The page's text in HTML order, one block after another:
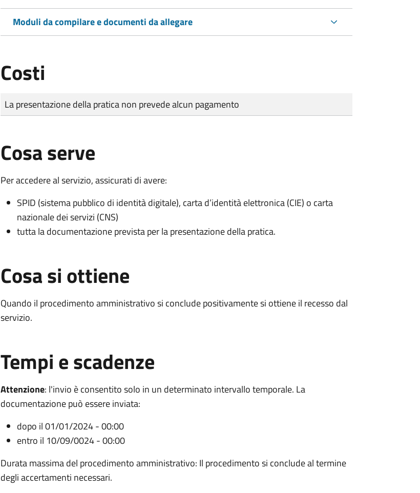
Moduli da compilare e documenti da allegare
Costi
Tipo di pagamento
Importo
La presentazione della pratica non prevede alcun pagamento
Cosa serve
Per accedere al servizio, assicurati di avere:
SPID (sistema pubblico di identità digitale), carta d’identità elettronica (CIE) o carta
nazionale dei servizi (CNS)
tutta la documentazione prevista per la presentazione della pratica.
Cosa si ottiene
Quando il procedimento amministrativo si conclude positivamente si ottiene il recesso dal
servizio.
Tempi e scadenze
Attenzione: l'invio è consentito solo in un determinato intervallo temporale. La
documentazione può essere inviata:
dopo il 01/01/2024 - 00:00
entro il 10/09/0024 - 00:00
Durata massima del procedimento amministrativo: Il procedimento si conclude al termine
degli accertamenti necessari.